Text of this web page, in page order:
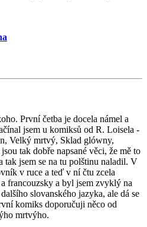
První četba je docela námel a
jsem u komiksů od R. Loisela -
Velký mrtvý, Sklad glówny,
tak dobře napsané věci, že mě to
tak jsem se na tu polštinu naladil. V
v ruce a teď v ní čtu zcela
francouzsky a byl jsem zvyklý na
slovanského jazyka, ale dá se
komiks doporučuji něco od
mrtvýho.